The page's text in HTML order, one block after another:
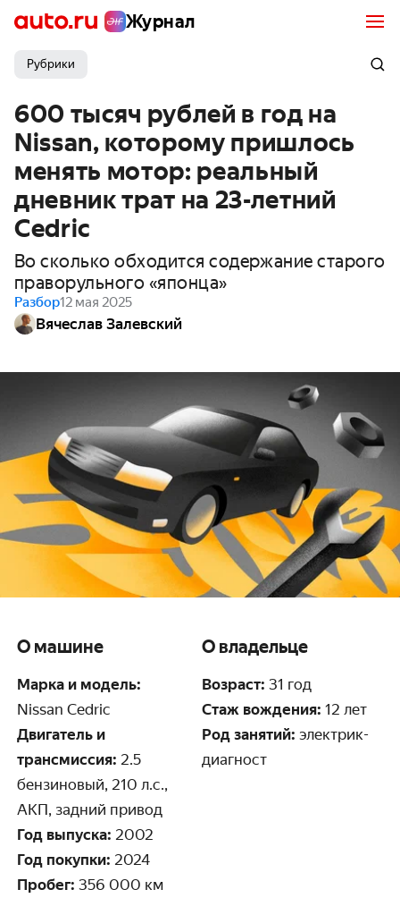
Журнал
Рубрики
600 тысяч рублей в год на
Nissan, которому пришлось
менять мотор: реальный
дневник трат на 23-летний
Cedric
Во сколько обходится содержание старого
праворульного «японца»
Разбор12 мая 2025
Вячеслав Залевский
О машине
Марка и модель:
Nissan Cedric
Двигатель и
трансмиссия: 2.5
бензиновый, 210 л.с.,
АКП, задний привод
Год выпуска: 2002
Год покупки: 2024
Пробег: 356 000 км
О владельце
Возраст: 31 год
Стаж вождения: 12 лет
Род занятий: электрик-
диагност